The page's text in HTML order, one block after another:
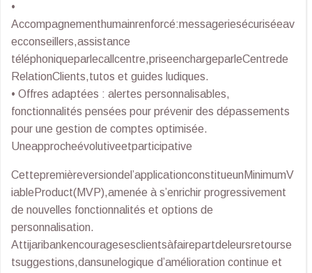
•
Accompagnementhumainrenforcé:messageriesécuriséeav
ecconseillers,assistance
téléphoniqueparlecallcentre,priseenchargeparleCentrede
RelationClients,tutos et guides ludiques.
• Offres adaptées : alertes personnalisables,
fonctionnalités pensées pour prévenir des dépassements
pour une gestion de comptes optimisée.
Uneapprocheévolutiveetparticipative
Cettepremièreversiondel’applicationconstitueunMinimumV
iableProduct(MVP),amenée à s’enrichir progressivement
de nouvelles fonctionnalités et options de
personnalisation.
Attijaribankencouragesesclientsàfairepartdeleursretourse
tsuggestions,dansunelogique d’amélioration continue et